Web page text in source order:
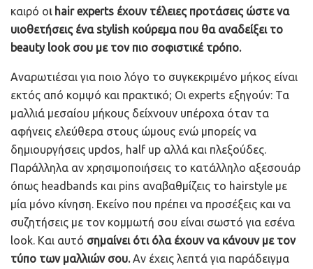
καιρό οι hair experts έχουν τέλειες προτάσεις ώστε να
υιοθετήσεις ένα stylish κούρεμα που θα αναδείξει το
beauty look σου με τον πιο σοφιστικέ τρόπο.
Αναρωτιέσαι για ποιο λόγο το συγκεκριμένο μήκος είναι
εκτός από κομψό και πρακτικό; Οι experts εξηγούν: Τα
μαλλιά μεσαίου μήκους δείχνουν υπέροχα όταν τα
αφήνεις ελεύθερα στους ώμους ενώ μπορείς να
δημιουργήσεις updos, half up αλλά και πλεξούδες.
Παράλληλα αν χρησιμοποιήσεις το κατάλληλο αξεσουάρ
όπως headbands και pins αναβαθμίζεις το hairstyle με
μία μόνο κίνηση. Εκείνο που πρέπει να προσέξεις και να
συζητήσεις με τον κομμωτή σου είναι σωστό για εσένα
look. Και αυτό σημαίνει ότι όλα έχουν να κάνουν με τον
τύπο των μαλλιών σου.Αν έχεις λεπτά για παράδειγμα